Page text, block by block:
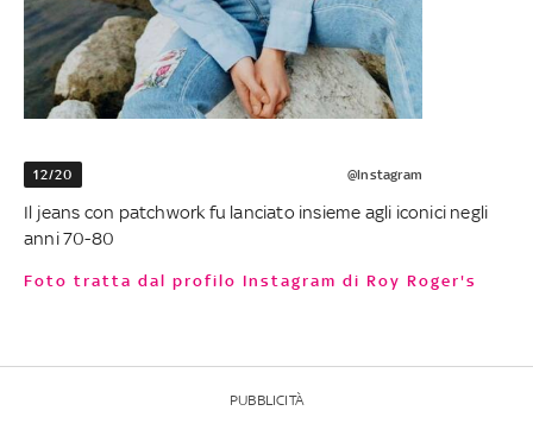
12/20 @Instagram
Il jeans con patchwork fu lanciato insieme agli iconici negli
anni 70-80
Foto tratta dal profilo Instagram di Roy Roger's
PUBBLICITÀ